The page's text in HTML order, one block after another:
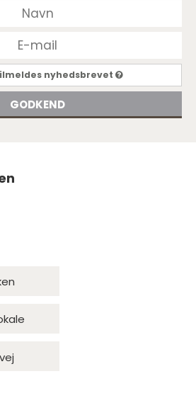
nyhedsbrevet
GODKEND